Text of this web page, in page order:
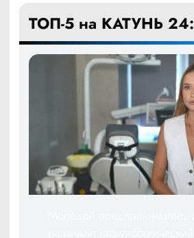
ТОП-5 на КАТУНЬ 24: